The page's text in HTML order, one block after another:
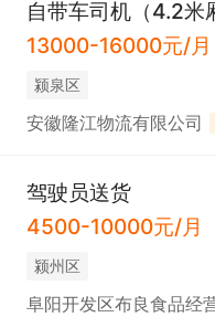
自带车司机（4.2米
13000-16000元/月
颍泉区
安徽隆江物流有限公司
驾驶员送货
4500-10000元/月
颍州区
阜阳开发区布良食品经